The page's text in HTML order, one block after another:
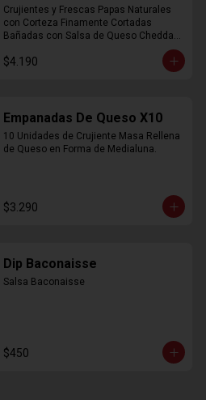
Crujientes y Frescas Papas Naturales
con Corteza Finamente Cortadas
Bañadas con Salsa de Queso Cheddar
$4.190
Empanadas De Queso X10
10 Unidades de Crujiente Masa Rellena
de Queso en Forma de Medialuna.
$3.290
Dip Baconaisse
Salsa Baconaisse
$450